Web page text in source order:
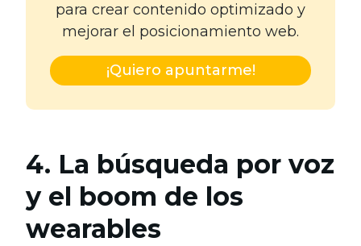
para crear contenido optimizado y
mejorar el posicionamiento web.
¡Quiero apuntarme!
4. La búsqueda por voz
y el boom de los
wearables